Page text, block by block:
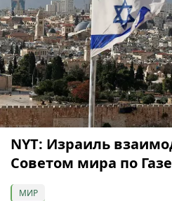
NYT: Израиль
Советом мира по Газе
МИР